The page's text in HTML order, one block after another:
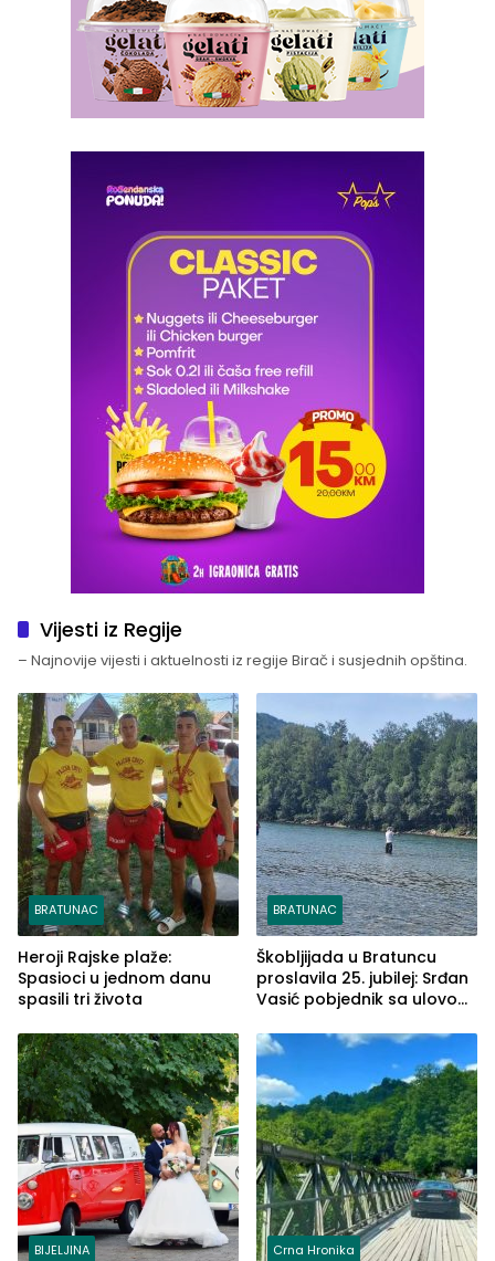
Vijesti iz Regije
– Najnovije vijesti i aktuelnosti iz regije Birač i susjednih opština.
BRATUNAC
Heroji Rajske plaže:
Spasioci u jednom danu
spasili tri života
BRATUNAC
Škobljijada u Bratuncu
proslavila 25. jubilej: Srđan
Vasić pobjednik sa ulovom
BIJELJINA Crna Hronika